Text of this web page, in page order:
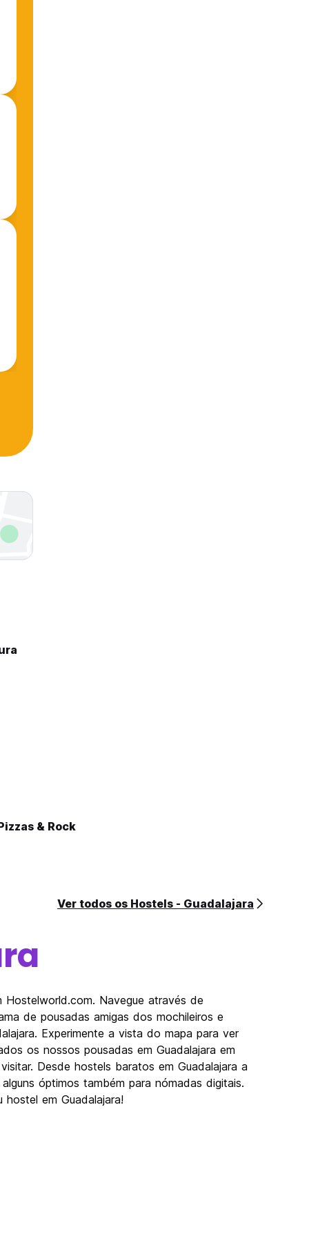
& Rock
Ver todos os Hostels - Guadalajara
Navegue através de
de pousadas amigas dos mochileiros e
Experimente a vista do mapa para ver
os nossos pousadas em Guadalajara em
Desde hostels baratos em Guadalajara a
óptimos também para nómadas digitais.
hostel em Guadalajara!